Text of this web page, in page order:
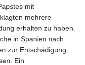
MVR 15.459779
MWK
1737.235719
MXN 17.17252
MYR 4.0911
mit
mehrere
erhalten zu haben.
in Spanien nach
zur Entschädigung
Ein